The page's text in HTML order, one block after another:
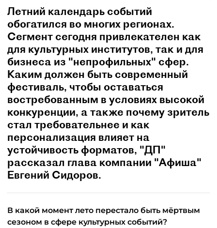
Летний календарь событий
обогатился во многих регионах.
Сегмент сегодня привлекателен как
для культурных институтов, так и для
бизнеса из "непрофильных" сфер.
Каким должен быть современный
фестиваль, чтобы оставаться
востребованным в условиях высокой
конкуренции, а также почему зритель
стал требовательнее и как
персонализация влияет на
устойчивость форматов, "ДП"
рассказал глава компании "Афиша"
Евгений Сидоров.
В какой момент лето перестало быть мёртвым
сезоном в сфере культурных событий?